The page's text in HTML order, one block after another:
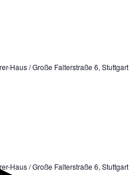
Haus / Große Falterstraße 6, Stuttgart
Haus / Große Falterstraße 6, Stuttgart